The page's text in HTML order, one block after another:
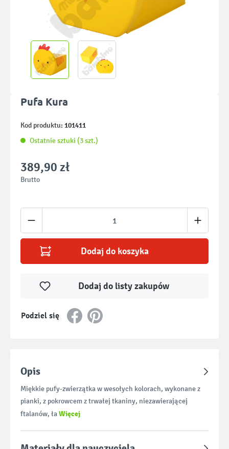
Pufa Kura
Kod produktu: 101411
Ostatnie sztuki (3 szt.)
389,90 zł
Brutto
Ilość produktu: Wprowadź żądaną ilość
Dodaj do koszyka
Podziel się
Dodaj do listy zakupów
Opis
Miękkie pufy-zwierzątka w wesołych kolorach, wykonane z
pianki, z pokrowcem z trwałej tkaniny, niezawierającej
ftalanów, łaWięcej